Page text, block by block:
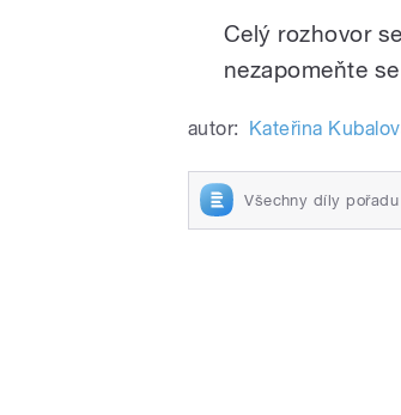
Celý rozhovor
nezapomeňte
autor: Kateřina
Všechny díly pořadu